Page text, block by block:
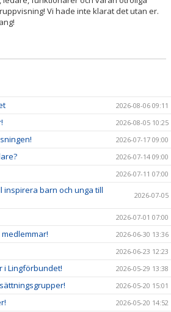
Vi hade inte klarat det utan er.
2026-08-06 09:11
2026-08-05 10:25
2026-07-17 09:00
2026-07-14 09:00
2026-07-11 07:00
inspirera barn och unga till
2026-07-05
2026-07-01 07:00
2026-06-30 13:36
2026-06-23 12:23
i Lingförbundet! 2026-05-29 13:38
2026-05-20 15:01
2026-05-20 14:52